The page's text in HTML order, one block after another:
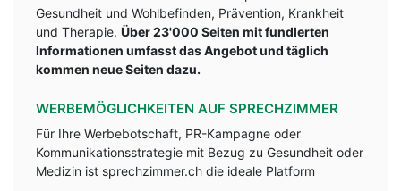
Gesundheit und Wohlbefinden, Prävention, Krankheit
und Therapie. Über 23'000 Seiten mit fundlerten
Informationen umfasst das Angebot und täglich
kommen neue Seiten dazu.
WERBEMÖGLICHKEITEN AUF SPRECHZIMMER
Für Ihre Werbebotschaft, PR-Kampagne oder
Kommunikationsstrategie mit Bezug zu Gesundheit oder
Medizin ist sprechzimmer.ch die ideale Platform